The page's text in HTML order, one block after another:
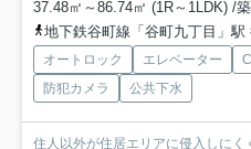
37.48㎡～86.74㎡ (1R～1LDK) /
地下鉄谷町線「谷町九丁目」駅
オートロック エレベーター
防犯カメラ
公共下水
住人以外が住居エリアに侵入しに